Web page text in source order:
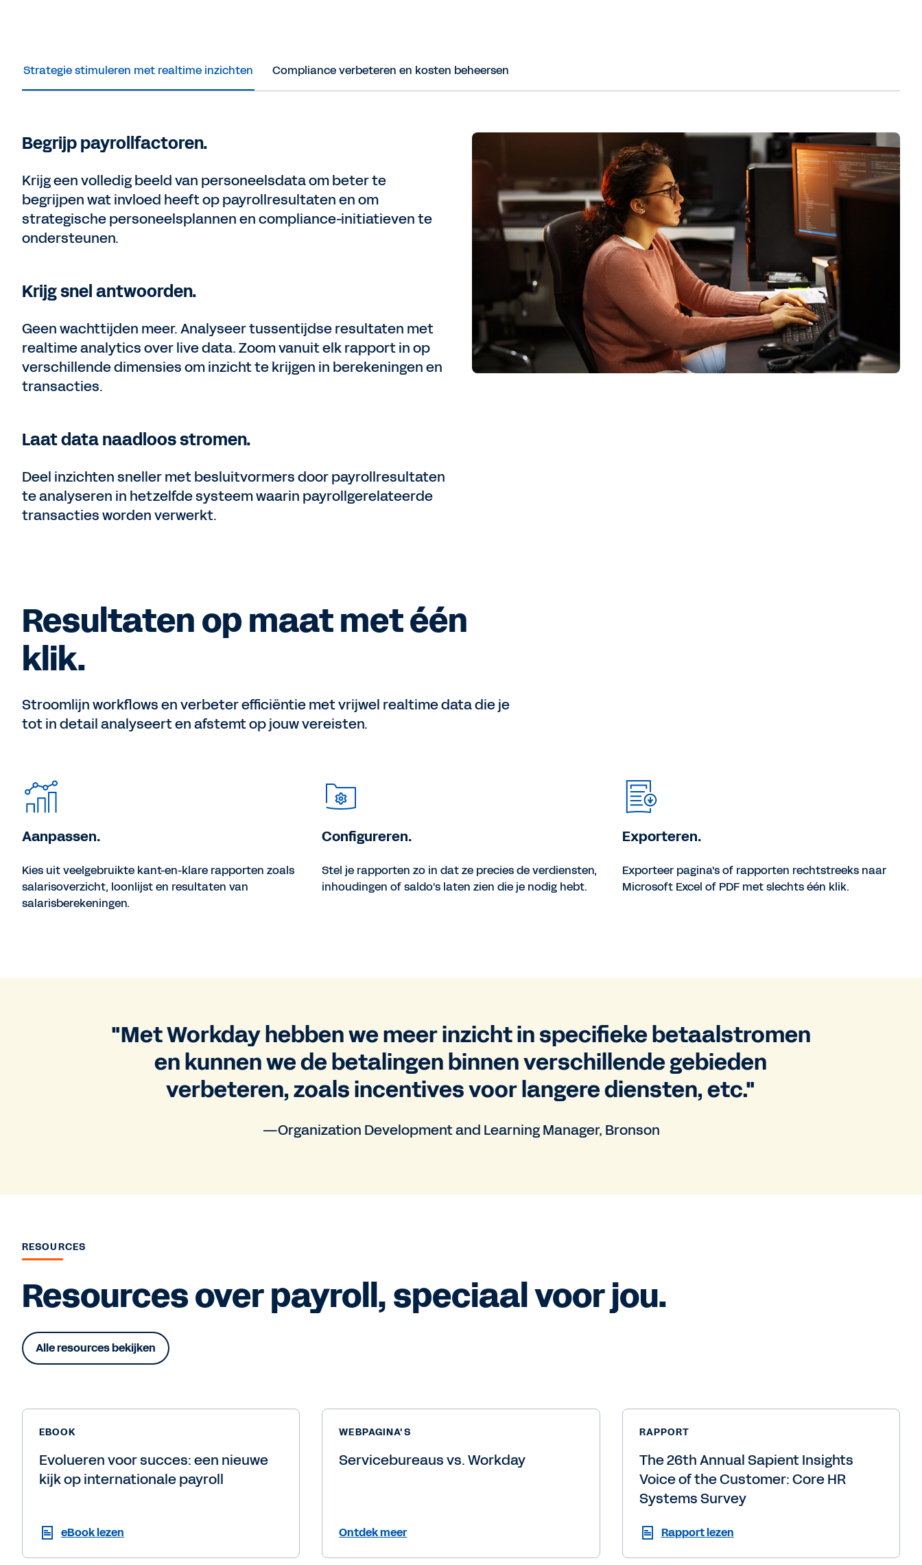
Strategie stimuleren met realtime inzichten Compliance verbeteren en kosten beheersen
Begrijp payrollfactoren.
Krijg een volledig beeld van personeelsdata om beter te
begrijpen wat invloed heeft op payrollresultaten en om
strategische personeelsplannen en compliance-initiatieven te
ondersteunen.
Krijg snel antwoorden.
Geen wachttijden meer. Analyseer tussentijdse resultaten met
realtime analytics over live data. Zoom vanuit elk rapport in op
verschillende dimensies om inzicht te krijgen in berekeningen en
transacties.
Laat data naadloos stromen.
Deel inzichten sneller met besluitvormers door payrollresultaten
te analyseren in hetzelfde systeem waarin payrollgerelateerde
transacties worden verwerkt.
Resultaten op maat met één
klik.
Stroomlijn workflows en verbeter efficiëntie met vrijwel realtime data die je
tot in detail analyseert en afstemt op jouw vereisten.
Aanpassen.
Kies uit veelgebruikte kant-en-klare rapporten zoals
salarisoverzicht, loonlijst en resultaten van
salarisberekeningen.
Configureren.
Stel je rapporten zo in dat ze precies de verdiensten,
inhoudingen of saldo's laten zien die je nodig hebt.
Exporteren.
Exporteer pagina's of rapporten rechtstreeks naar
Microsoft Excel of PDF met slechts één klik.
"Met Workday hebben we meer inzicht in specifieke betaalstromen
en kunnen we de betalingen binnen verschillende gebieden
verbeteren, zoals incentives voor langere diensten, etc."
—Organization Development and Learning Manager, Bronson
RESOURCES
Resources over payroll, speciaal voor jou.
Alle resources bekijken
EBOOK
Evolueren voor succes: een nieuwe
kijk op internationale payroll
eBook lezen
WEBPAGINA'S
Servicebureaus vs. Workday
Ontdek meer
RAPPORT
The 26th Annual Sapient Insights
Voice of the Customer: Core HR
Systems Survey
Rapport lezen